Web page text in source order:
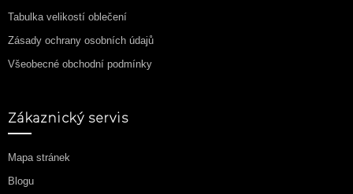
Tabulka velikostí oblečení
Zásady ochrany osobních údajů
Všeobecné obchodní podmínky
Zákaznický servis
Mapa stránek
Blogu